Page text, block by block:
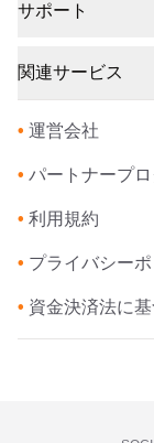
サポート
関連サービス
• 運営会社
• パートナープ
• 利用規約
• プライバシー
• 資金決済法に